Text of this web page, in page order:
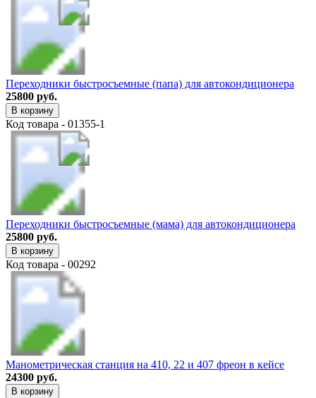
Переходники быстросъемные (папа) для автокондиционера
25800 руб.
В корзину
Код товара - 01355-1
Переходники быстросъемные (мама) для автокондиционера
25800 руб.
В корзину
Код товара - 00292
Манометрическая станция на 410, 22 и 407 фреон в кейсе
24300 руб.
В корзину